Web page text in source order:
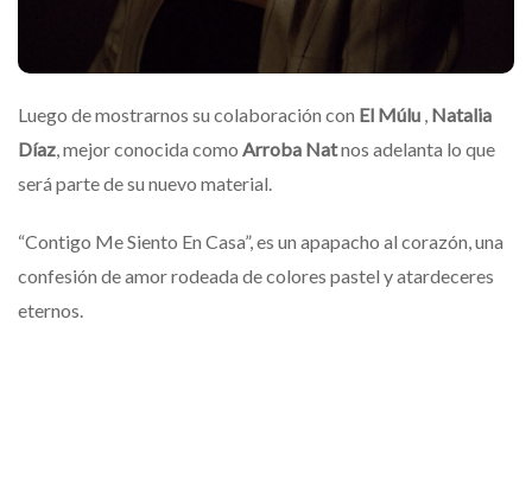
Luego de mostrarnos su colaboración con El Múlu , Natalia
Díaz, mejor conocida como Arroba Natnos adelanta lo que
será parte de su nuevo material.
“Contigo Me Siento En Casa”, es un apapacho al corazón, una
confesión de amor rodeada de colores pastel y atardeceres
eternos.